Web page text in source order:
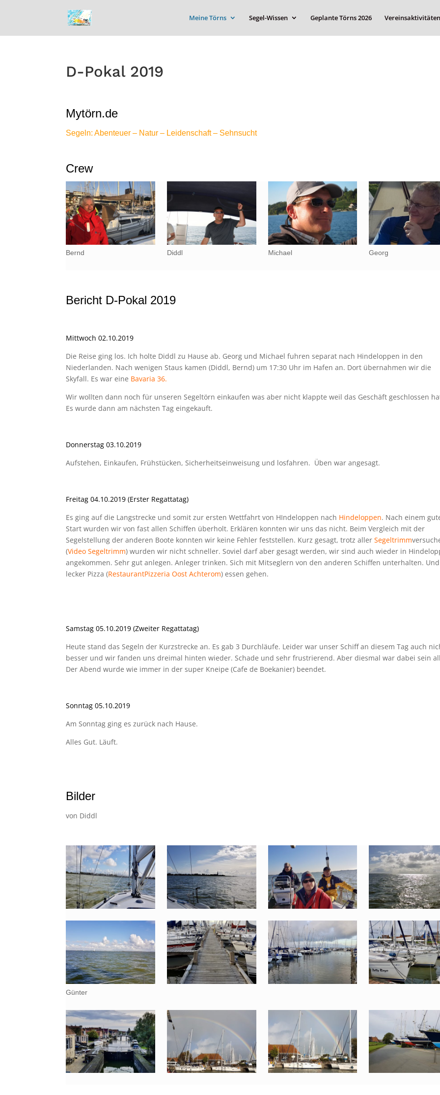
Meine Törns Segel-Wissen Geplante Törns 2026 Vereinsaktivitäten
D-Pokal 2019
Mytörn.de
Segeln: Abenteuer – Natur – Leidenschaft – Sehnsucht
Crew
Bernd Diddl Michael Georg
Bericht D-Pokal 2019
Mittwoch 02.10.2019
Die Reise ging los. Ich holte Diddl zu Hause ab. Georg und Michael fuhren separat nach Hindeloppen in den
Niederlanden. Nach wenigen Staus kamen (Diddl, Bernd) um 17:30 Uhr im Hafen an. Dort übernahmen wir die
Skyfall. Es war eine Bavaria 36.
Wir wollten dann noch für unseren Segeltörn einkaufen was aber nicht klappte weil das Geschäft geschlossen
Es wurde dann am nächsten Tag eingekauft.
Donnerstag 03.10.2019
Aufstehen, Einkaufen, Frühstücken, Sicherheitseinweisung und losfahren. Üben war angesagt.
Freitag 04.10.2019 (Erster Regattatag)
Es ging auf die Langstrecke und somit zur ersten Wettfahrt von HIndeloppen nach Hindeloppen. Nach einem
Start wurden wir von fast allen Schiffen überholt. Erklären konnten wir uns das nicht. Beim Vergleich mit der
Segelstellung der anderen Boote konnten wir keine Fehler feststellen. Kurz gesagt, trotz allerSegeltrimm
(Video Segeltrimm) wurden wir nicht schneller. Soviel darf aber gesagt werden, wir sind auch wieder in
angekommen. Sehr gut anlegen. Anleger trinken. Sich mit Mitseglern von den anderen Schiffen unterhalten. Und
lecker Pizza (RestaurantPizzeria Oost Achterom) essen gehen.
Samstag 05.10.2019 (Zweiter Regattatag)
Heute stand das Segeln der Kurzstrecke an. Es gab 3 Durchläufe. Leider war unser Schiff an diesem Tag auch
besser und wir fanden uns dreimal hinten wieder. Schade und sehr frustrierend. Aber diesmal war dabei sein
Der Abend wurde wie immer in der super Kneipe (Cafe de Boekanier) beendet.
Sonntag 05.10.2019
Am Sonntag ging es zurück nach Hause.
Alles Gut. Läuft.
Bilder
von Diddl
Günter